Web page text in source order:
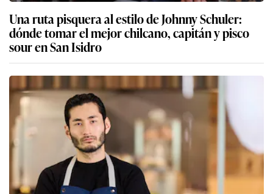
Una ruta pisquera al estilo de Johnny Schuler:
dónde tomar el mejor chilcano, capitán y pisco
sour en San Isidro